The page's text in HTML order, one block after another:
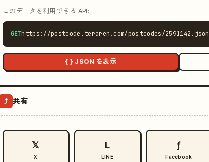
このデータを利用できる API:
GEThttps://postcode.teraren.com/postcodes/2591142.json
{ } JSON を表示
⤴ 共有
𝕏
X
L
LINE
ƒ
Facebook